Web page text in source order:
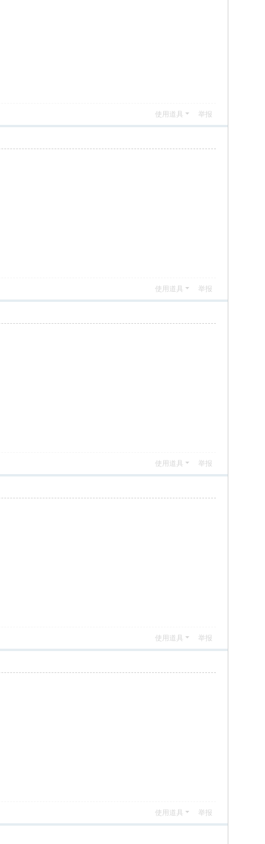
使用道具 举报
使用道具 举报
使用道具 举报
使用道具 举报
使用道具 举报